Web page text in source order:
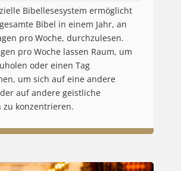
Bibellesesystem ermöglicht
Bibel in einem Jahr, an
pro Woche, durchzulesen.
pro Woche lassen Raum, um
oder einen Tag
um sich auf eine andere
auf andere geistliche
zu konzentrieren.